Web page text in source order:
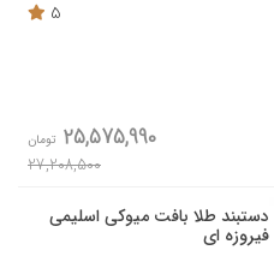
5
25,575,990 تومان
27,208,500
دستبند طلا بافت میوکی اسلیمی
فیروزه ای